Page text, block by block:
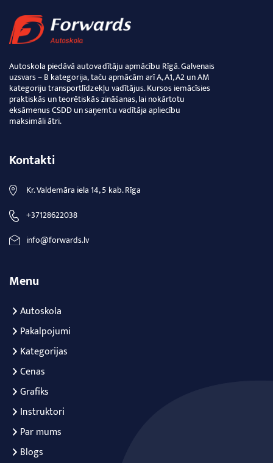
Autoskola piedāvā autovadītāju apmācību Rīgā. Galvenais
uzsvars – B kategorija, taču apmācām arī A, A1, A2 un AM
kategoriju transportlīdzekļu vadītājus. Kursos iemācīsies
praktiskās un teorētiskās zināšanas, lai nokārtotu
eksāmenus CSDD un saņemtu vadītāja apliecību
maksimāli ātri.
Kontakti
Kr. Valdemāra iela 14, 5 kab. Rīga
+37128622038
info@forwards.lv
Menu
Autoskola
Pakalpojumi
Kategorijas
Cenas
Grafiks
Instruktori
Par mums
Blogs